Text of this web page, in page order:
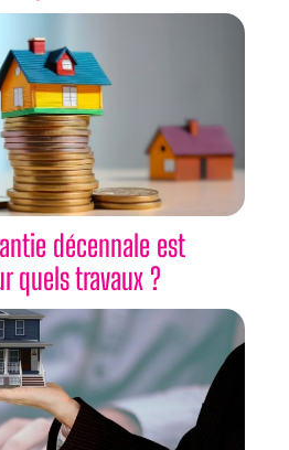
décennale est
quels travaux ?